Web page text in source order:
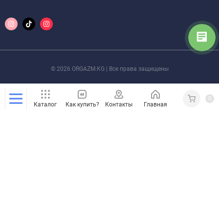
© 2026 ORGAZM.KG | Все права защищены
Каталог Как купить? Контакты Главная Кабинет
0